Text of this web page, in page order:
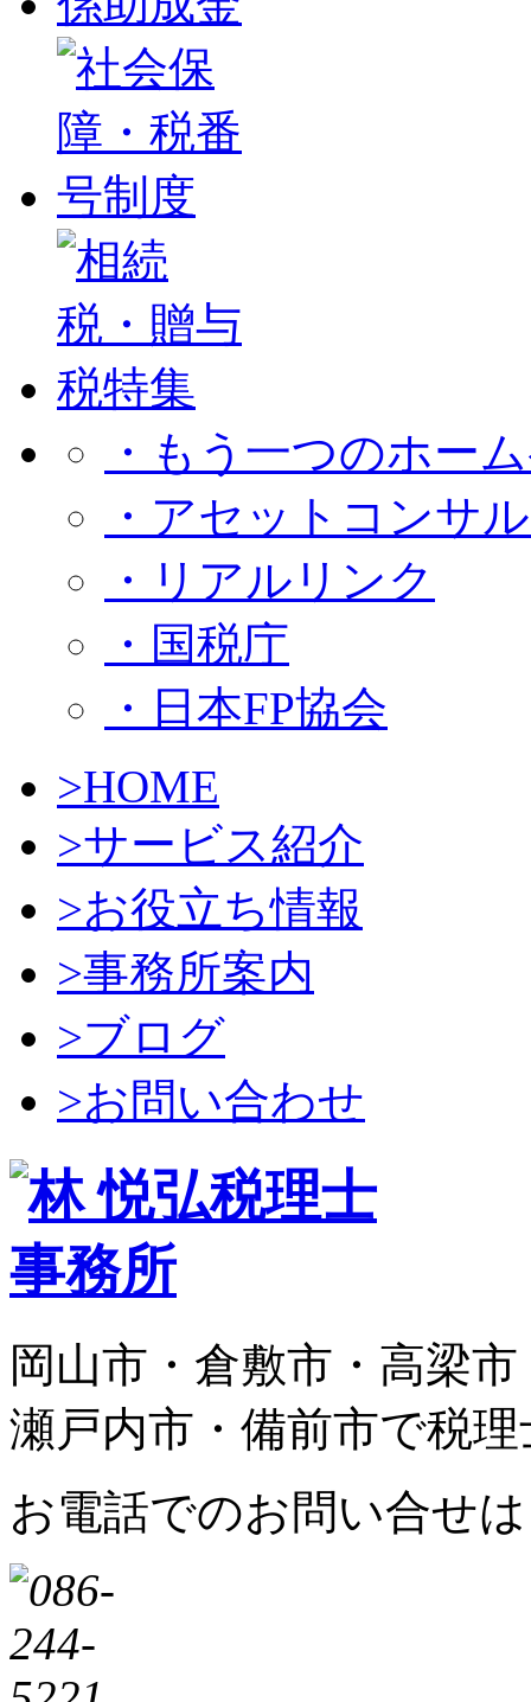
・もう一つのホー
・アセットコンサ
・リアルリンク
・国税庁
・日本FP協会
>HOME
>サービス紹介
>お役立ち情報
>事務所案内
>ブログ
>お問い合わせ
岡山市・倉敷市・高梁
瀬戸内市・備前市で税
お電話でのお問い合せは